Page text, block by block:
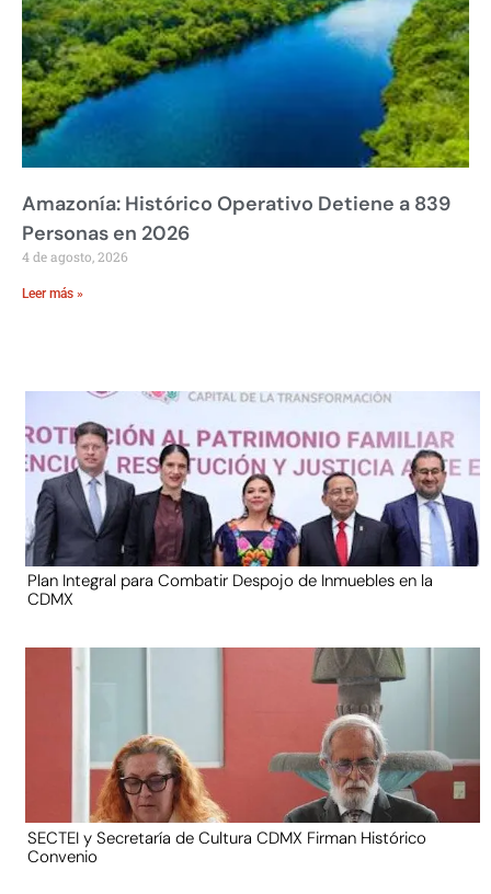
Amazonía: Histórico Operativo Detiene a 839
Personas en 2026
4 de agosto, 2026
Leer más »
Plan Integral para Combatir Despojo de Inmuebles en la
CDMX
SECTEI y Secretaría de Cultura CDMX Firman Histórico
Convenio